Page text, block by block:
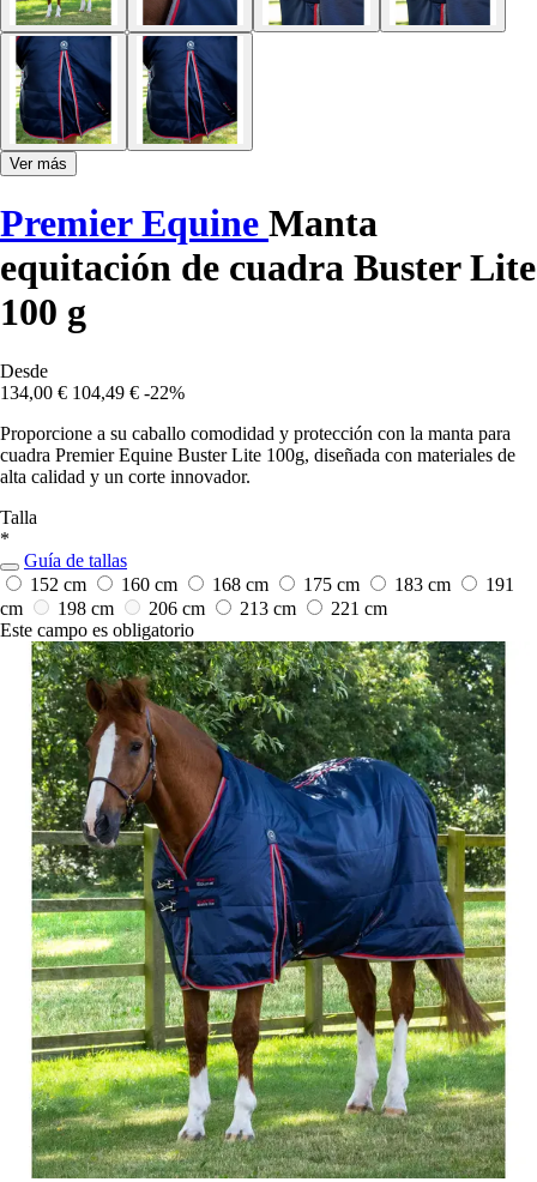
Ver más
Premier Equine Manta
equitación de cuadra Buster Lite
100 g
Desde
134,00 € 104,49 € -22%
Proporcione a su caballo comodidad y protección con la manta para
cuadra Premier Equine Buster Lite 100g, diseñada con materiales de
alta calidad y un corte innovador.
Talla
*
Guía de tallas
152 cm
160 cm 168 cm 175 cm 183 cm
191
cm
198 cm 206 cm 213 cm
221 cm
Este campo es obligatorio